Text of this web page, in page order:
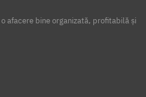
afacere bine organizată, profitabilă și